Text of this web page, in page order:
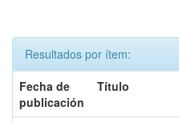
Resultados por ítem:
Fecha de
publicación
Título